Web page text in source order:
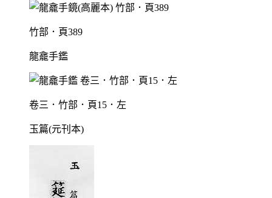
竹部．頁389
龍龕手鑑
卷三．竹部．頁15．左
玉篇(元刊本)